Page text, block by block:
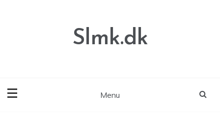
Slmk.dk
Menu